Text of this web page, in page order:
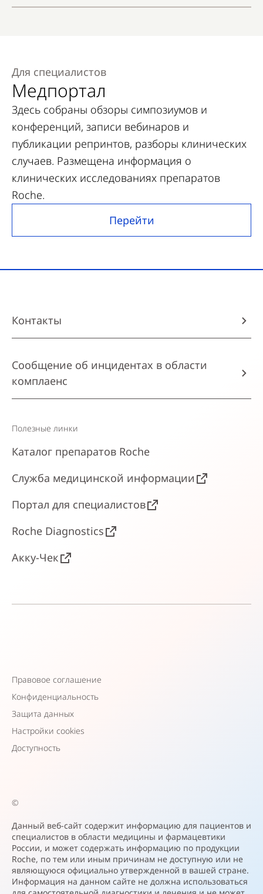
Для специалистов
Медпортал
Здесь собраны обзоры симпозиумов и
конференций, записи вебинаров и
публикации репринтов, разборы клинических
случаев. Размещена информация о
клинических исследованиях препаратов
Roche.
Перейти
Контакты
Сообщение об инцидентах в области
комплаенс
Полезные линки
Каталог препаратов Roche
Служба медицинской информации
Портал для специалистов
Roche Diagnostics
Акку-Чек
Правовое соглашение
Конфиденциальность
Защита данных
Настройки cookies
Доступность
©
Данный веб-сайт содержит информацию для пациентов и
специалистов в области медицины и фармацевтики
России, и может содержать информацию по продукции
Roche, по тем или иным причинам не доступную или не
являющуюся официально утвержденной в вашей стране.
Информация на данном сайте не должна использоваться